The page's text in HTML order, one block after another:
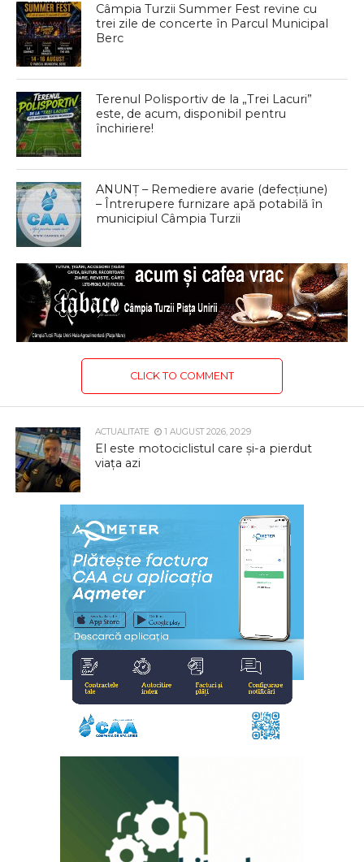
Câmpia Turzii Summer Fest revine cu
trei zile de concerte în Parcul Municipal
Berc
Terenul Polisportiv de la „Trei Lacuri”
este, de acum, disponibil pentru
închiriere!
ANUNȚ – Remediere avarie (defecțiune)
– Întrerupere furnizare apă potabilă în
municipiul Câmpia Turzii
CLICK TO COMMENT
ACTUALITATE 1 AUGUST 2026, 20:29
El este motociclistul care și-a pierdut
viața azi